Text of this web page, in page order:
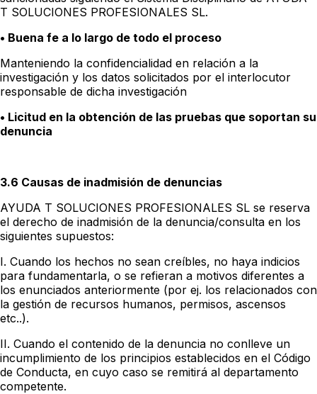
T SOLUCIONES PROFESIONALES SL.
• Buena fe a lo largo de todo el proceso
Manteniendo la confidencialidad en relación a la
investigación y los datos solicitados por el interlocutor
responsable de dicha investigación
• Licitud en la obtención de las pruebas que soportan su
denuncia
3.6 Causas de inadmisión de denuncias
AYUDA T SOLUCIONES PROFESIONALES SL se reserva
el derecho de inadmisión de la denuncia/consulta en los
siguientes supuestos:
I. Cuando los hechos no sean creíbles, no haya indicios
para fundamentarla, o se refieran a motivos diferentes a
los enunciados anteriormente (por ej. los relacionados con
la gestión de recursos humanos, permisos, ascensos
etc..).
II. Cuando el contenido de la denuncia no conlleve un
incumplimiento de los principios establecidos en el Código
de Conducta, en cuyo caso se remitirá al departamento
competente.